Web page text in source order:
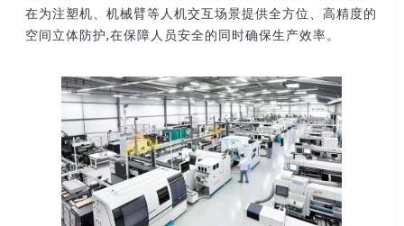
在为注塑机、机械臂等人机交互场景提供全方位、高精度的
空间立体防护,在保障人员安全的同时确保生产效率。